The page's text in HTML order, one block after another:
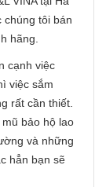
chúng tôi bán
hãng.
cạnh việc
việc sắm
rất cần thiết.
bảo hộ lao
và những
hẳn bạn sẽ